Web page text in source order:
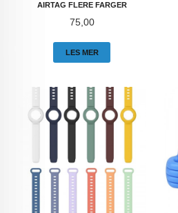
AIRTAG FLERE FARGER
Pris
75,00
LES MER